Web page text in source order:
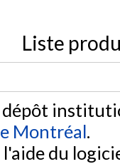
Liste
Montréal.
l'aide du